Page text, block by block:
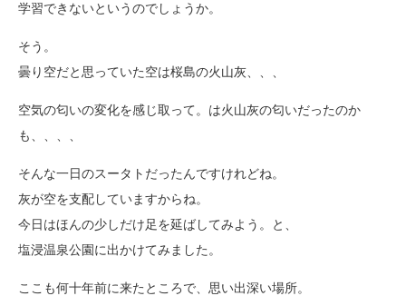
学習できないというのでしょうか。
そう。
曇り空だと思っていた空は桜島の火山灰、、、
空気の匂いの変化を感じ取って。は火山灰の匂いだったのか
も、、、、
そんな一日のスータトだったんですけれどね。
灰が空を支配していますからね。
今日はほんの少しだけ足を延ばしてみよう。と、
塩浸温泉公園に出かけてみました。
ここも何十年前に来たところで、思い出深い場所。